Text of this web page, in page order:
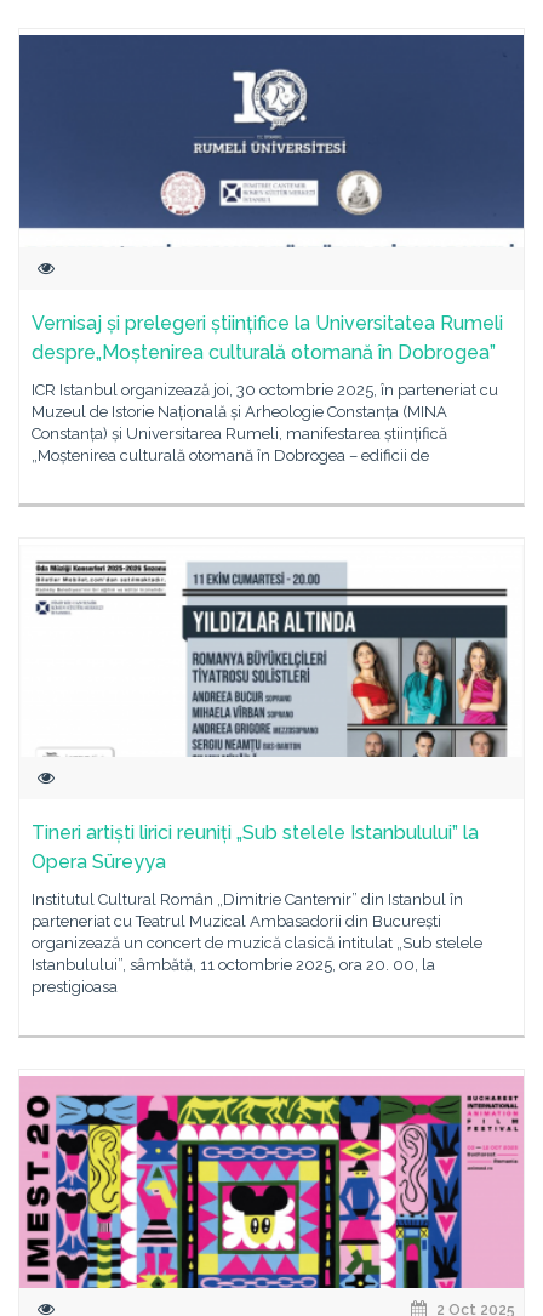
Vernisaj și prelegeri științifice la Universitatea Rumeli
despre„Moștenirea culturală otomană în Dobrogea”
ICR Istanbul organizează joi, 30 octombrie 2025, în parteneriat cu
Muzeul de Istorie Națională și Arheologie Constanța (MINA
Constanța) și Universitarea Rumeli, manifestarea științifică
„Moștenirea culturală otomană în Dobrogea – edificii de
Tineri artiști lirici reuniți „Sub stelele Istanbulului” la
Opera Süreyya
Institutul Cultural Român „Dimitrie Cantemir” din Istanbul în
parteneriat cu Teatrul Muzical Ambasadorii din București
organizează un concert de muzică clasică intitulat „Sub stelele
Istanbulului”, sâmbătă, 11 octombrie 2025, ora 20. 00, la
prestigioasa
2 Oct 2025